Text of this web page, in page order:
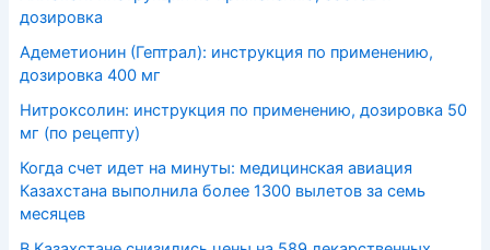
дозировка
Адеметионин (Гептрал): инструкция по применению,
дозировка 400 мг
Нитроксолин: инструкция по применению, дозировка 50
мг (по рецепту)
Когда счет идет на минуты: медицинская авиация
Казахстана выполнила более 1300 вылетов за семь
месяцев